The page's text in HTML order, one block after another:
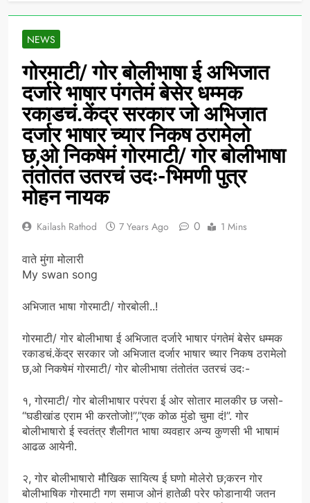
NEWS
गोरमाटी/ गोर बोलीभाषा ई अभिजात
दर्जारे भाषार पंगतेमं बेसेर धम्मक
रकाडचं.केंद्र सरकार जो अभिजात
दर्जार भाषार च्यार निकष ठरामेलो
छ,ओ निकषेमं गोरमाटी/ गोर बोलीभाषा
तंतोतंत उतरचं उदः-भिमणी पुत्र
मोहन नायक
Kailash Rathod 7 Years Ago 0 1 Mins
वाते मुंगा मोलारी
My swan song
अभिजात भाषा गोरमाटी/ गोरबोली..!
गोरमाटी/ गोर बोलीभाषा ई अभिजात दर्जारे भाषार पंगतेमं बेसेर धम्मक
रकाडचं.केंद्र सरकार जो अभिजात दर्जार भाषार च्यार निकष ठरामेलो
छ,ओ निकषेमं गोरमाटी/ गोर बोलीभाषा तंतोतंत उतरचं उदः-
१, गोरमाटी/ गोर बोलीभाषार परंपरा ई ओर सोतार मालकीर छ जसो-
“घडीखांड एराम भी करतोजो!”,”एक कोळ मुंडो चुमा दं!”. गोर
बोलीभाषारो ई स्वतंत्र शैलीगत भाषा व्यवहार अन्य कुणसी भी भाषामं
आढळ आयेनी.
२, गोर बोलीभाषारो मौखिक सायित्य ई घणो मोलेरो छ;करन गोर
बोलीभाषिक गोरमाटी गण समाज ओनं हातेळी परेर फोडानायी जतन